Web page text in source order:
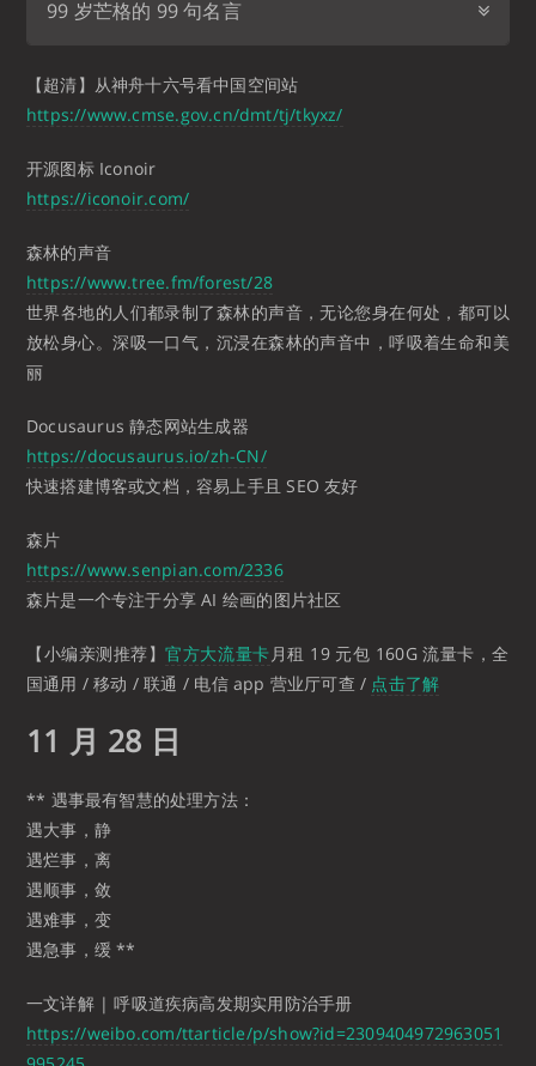
99 岁芒格的 99 句名言
【超清】从神舟十六号看中国空间站
https://www.cmse.gov.cn/dmt/tj/tkyxz/
开源图标 Iconoir
https://iconoir.com/
森林的声音
https://www.tree.fm/forest/28
世界各地的人们都录制了森林的声音，无论您身在何处，都可以
放松身心。深吸一口气，沉浸在森林的声音中，呼吸着生命和美
丽
Docusaurus 静态网站生成器
https://docusaurus.io/zh-CN/
快速搭建博客或文档，容易上手且 SEO 友好
森片
https://www.senpian.com/2336
森片是一个专注于分享 AI 绘画的图片社区
【小编亲测推荐】官方大流量卡月租 19 元包 160G 流量卡，全
国通用 / 移动 / 联通 / 电信 app 营业厅可查 / 点击了解
11 月 28 日
** 遇事最有智慧的处理方法：
遇大事，静
遇烂事，离
遇顺事，敛
遇难事，变
遇急事，缓 **
一文详解 | 呼吸道疾病高发期实用防治手册
https://weibo.com/ttarticle/p/show?id=2309404972963051